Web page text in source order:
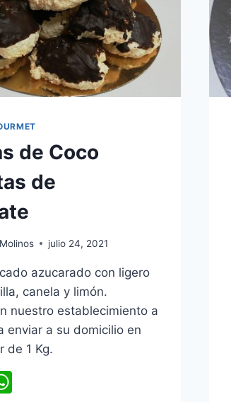
de Coco
de
julio 24, 2021
azucarado con ligero
canela y limón.
nuestro establecimiento a
enviar a su domicilio en
de 1 Kg.